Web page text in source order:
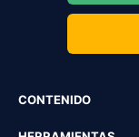
CONTENIDO